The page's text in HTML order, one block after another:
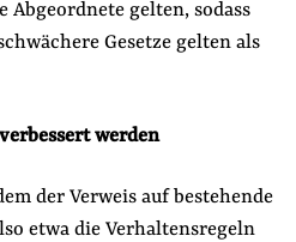
Abgeordnete gelten, sodass
Gesetze gelten als
werden
der Verweis auf bestehende
etwa die Verhaltensregeln